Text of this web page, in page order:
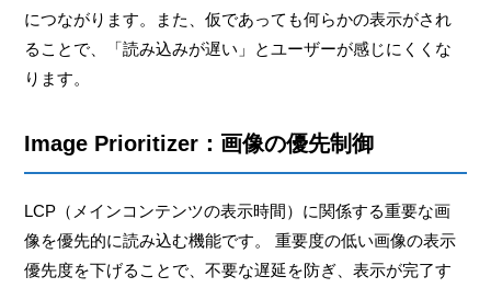
につながります。また、仮であっても何らかの表示がされ
ることで、「読み込みが遅い」とユーザーが感じにくくな
ります。
Image Prioritizer：画像の優先制御
LCP（メインコンテンツの表示時間）に関係する重要な画
像を優先的に読み込む機能です。 重要度の低い画像の表示
優先度を下げることで、不要な遅延を防ぎ、表示が完了す